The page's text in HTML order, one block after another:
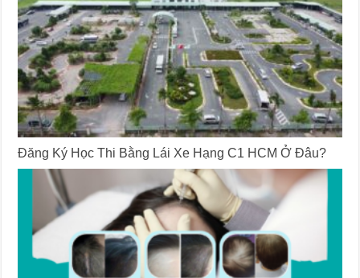
Đăng Ký Học Thi Bằng Lái Xe Hạng C1 HCM Ở Đâu?